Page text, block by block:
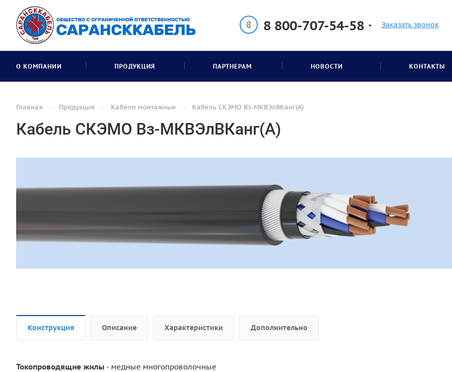
8 800-707-54-58 Заказать звонок
О КОМПАНИИ ПРОДУКЦИЯ ПАРТНЕРАМ НОВОСТИ КОНТАКТЫ
Главная — Продукция — Кабели монтажные — Кабель СКЭМО Вз-МКВЭлВКанг(А)
Кабель СКЭМО Вз-МКВЭлВКанг(А)
Конструкция Описание Характеристики Дополнительно
Токопроводящие жилы - медные многопроволочные